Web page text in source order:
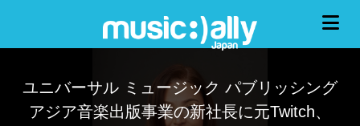
ユニバーサル ミュージック パブリッシング
アジア音楽出版事業の新社長に元Twitch、